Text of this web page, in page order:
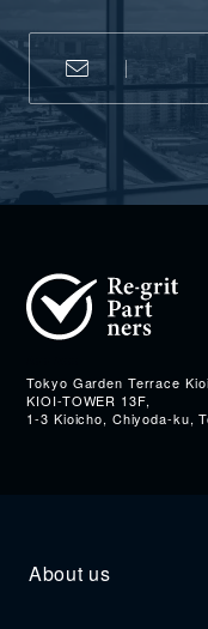
Tokyo Garden Terrace
KIOI-TOWER 13F,
1-3 Kioicho, Chiyoda-ku,
About us